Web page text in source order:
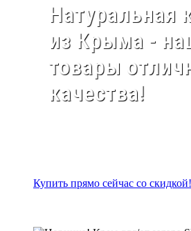
Натуральная
из Крыма -
товары
качества!
Купить прямо сейчас со скидкой!